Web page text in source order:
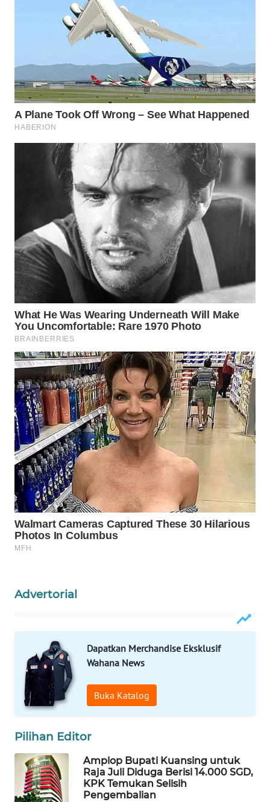
Advertorial
Dapatkan Merchandise Eksklusif
Wahana News
Buka Katalog
Pilihan Editor
Amplop Bupati Kuansing untuk
Raja Juli Diduga Berisi 14.000 SGD,
KPK Temukan Selisih
Pengembalian
WN
SEMARANG
WN
SOLO
WN
BOROBUDUR
WN
SURABAYA
WN
NATUNA
WN
WN
MANDALIKA
WN
LIKUPANG
WN
LABUANBAJO
WN
BORNEO
WAHANA
TANI
WAHANA
ADVOKAT
WAHANA
INFRASTRUKTUR
WAHANA
KONSUMEN